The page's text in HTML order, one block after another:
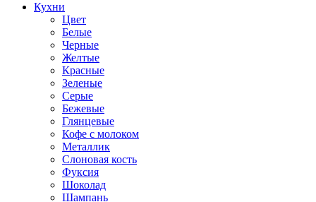
Кухни
Цвет
Белые
Черные
Желтые
Красные
Зеленые
Серые
Бежевые
Глянцевые
Кофе с молоком
Металлик
Слоновая кость
Фуксия
Шоколад
Шампань